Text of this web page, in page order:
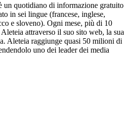
un quotidiano di informazione gratuito
in sei lingue (francese, inglese,
e sloveno). Ogni mese, più di 10
attraverso il suo sito web, la sua
Aleteia raggiunge quasi 50 milioni di
uno dei leader dei media